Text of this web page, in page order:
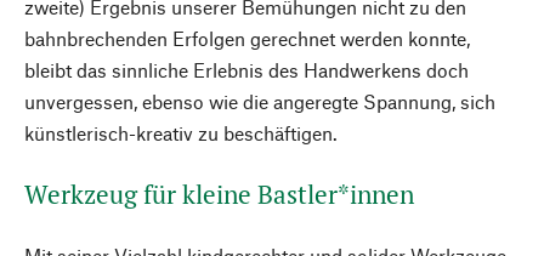
zweite) Ergebnis unserer Bemühungen nicht zu den
bahnbrechenden Erfolgen gerechnet werden konnte,
bleibt das sinnliche Erlebnis des Handwerkens doch
unvergessen, ebenso wie die angeregte Spannung, sich
künstlerisch-kreativ zu beschäftigen.
Werkzeug für kleine Bastler*innen